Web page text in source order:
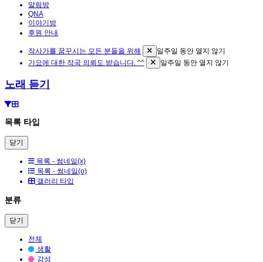
알림방
QNA
이야기방
후원 안내
작사가를 꿈꾸시는 모든 분들을 위해
일주일 동안 열지 않기
가요에 대한 작곡 의뢰도 받습니다. ^^
일주일 동안 열지 않기
노래 듣기
목록 타입
닫기
목록 - 썸네일(x)
목록 - 썸네일(o)
갤러리 타입
분류
닫기
전체
생활
감성